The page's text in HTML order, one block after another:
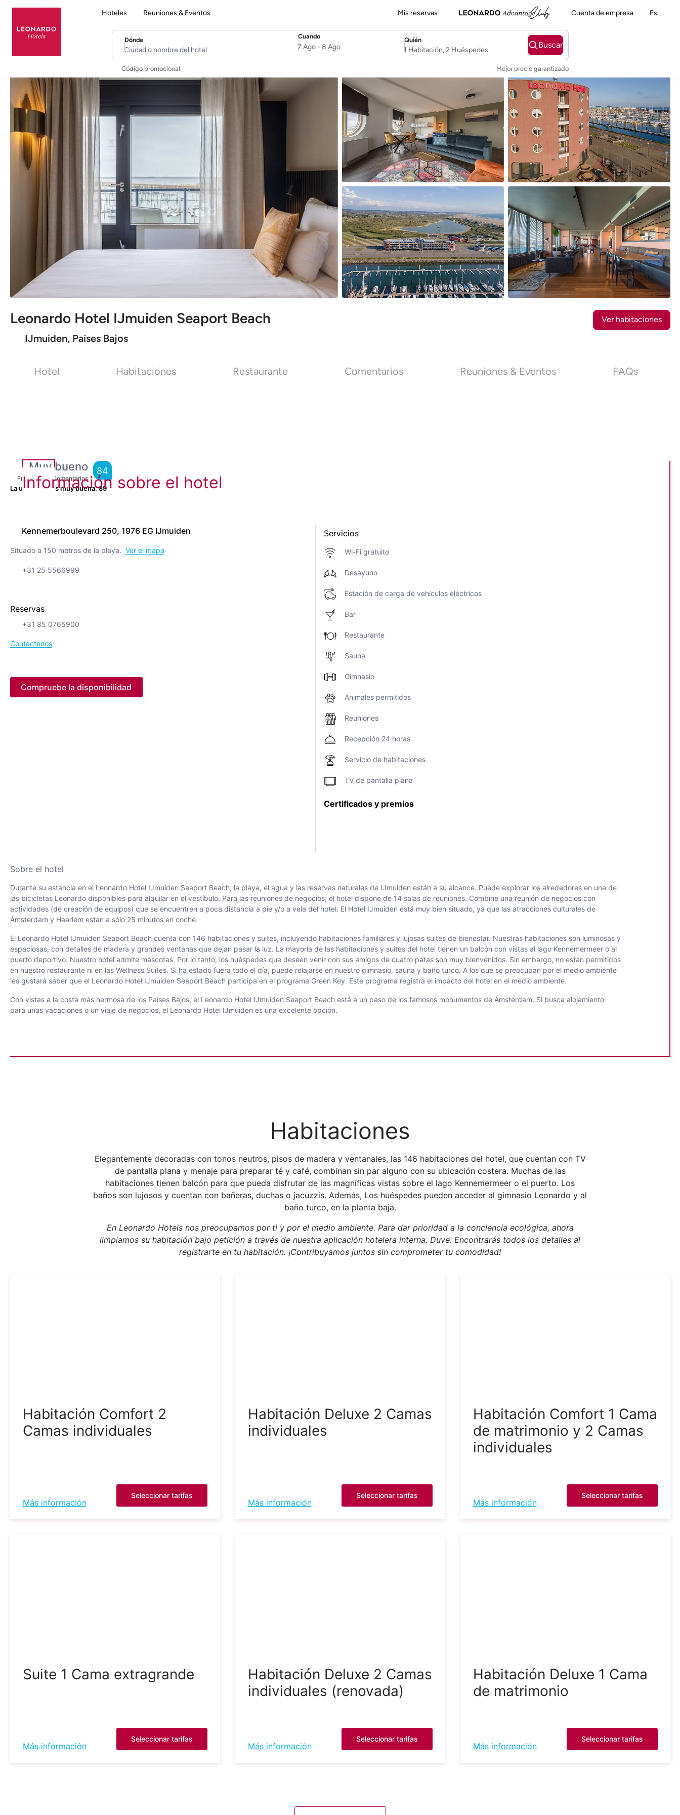
Hoteles Reuniones & Eventos Mis reservas Cuenta de empresa Es
Leonardo Hotel IJmuiden Seaport Beach
IJmuiden, Países Bajos
Ver habitaciones
Dónde
Ciudad o nombre del hotel
Cuando
SelectDate
7 Ago- 8 Ago
Quién
Username
1 Habitación, 2 Huéspedes
Buscar
Código promocional Mejor precio garantizado
Hotel Habitaciones Restaurante Comentarios Reuniones & Eventos FAQs
Muy bueno
From4,004 Comentarios
84
La ubicación es muy buena.89
Información sobre el hotel
Kennemerboulevard 250, 1976 EG IJmuiden
Situado a 150 metros de la playa. Ver el mapa
+31 25 5566999
Reservas
+31 85 0765900
Contáctenos
Compruebe la disponibilidad
Servicios
Wi-Fi gratuito
Desayuno
Estación de carga de vehículos eléctricos
Bar
Restaurante
Sauna
Gimnasio
Animales permitidos
Reuniones
Recepción 24 horas
Servicio de habitaciones
TV de pantalla plana
Certificados y premios
Sobre el hotel
Durante su estancia en el Leonardo Hotel IJmuiden Seaport Beach, la playa, el agua y las reservas naturales de IJmuiden están a su alcance. Puede explorar los alrededores en una de
las bicicletas Leonardo disponibles para alquilar en el vestíbulo. Para las reuniones de negocios, el hotel dispone de 14 salas de reuniones. Combine una reunión de negocios con
actividades (de creación de equipos) que se encuentren a poca distancia a pie y/o a vela del hotel. El Hotel IJmuiden está muy bien situado, ya que las atracciones culturales de
Ámsterdam y Haarlem están a sólo 25 minutos en coche.
El Leonardo Hotel IJmuiden Seaport Beach cuenta con 146 habitaciones y suites, incluyendo habitaciones familiares y lujosas suites de bienestar. Nuestras habitaciones son luminosas y
espaciosas, con detalles de madera y grandes ventanas que dejan pasar la luz. La mayoría de las habitaciones y suites del hotel tienen un balcón con vistas al lago Kennemermeer o al
puerto deportivo. Nuestro hotel admite mascotas. Por lo tanto, los huéspedes que deseen venir con sus amigos de cuatro patas son muy bienvenidos. Sin embargo, no están permitidos
en nuestro restaurante ni en las Wellness Suites. Si ha estado fuera todo el día, puede relajarse en nuestro gimnasio, sauna y baño turco. A los que se preocupan por el medio ambiente
les gustará saber que el Leonardo Hotel IJmuiden Seaport Beach participa en el programa Green Key. Este programa registra el impacto del hotel en el medio ambiente.
Con vistas a la costa más hermosa de los Países Bajos, el Leonardo Hotel IJmuiden Seaport Beach está a un paso de los famosos monumentos de Ámsterdam. Si busca alojamiento
para unas vacaciones o un viaje de negocios, el Leonardo Hotel IJmuiden es una excelente opción.
Habitaciones
Elegantemente decoradas con tonos neutros, pisos de madera y ventanales, las 146 habitaciones del hotel, que cuentan con TV
de pantalla plana y menaje para preparar té y café, combinan sin par alguno con su ubicación costera. Muchas de las
habitaciones tienen balcón para que pueda disfrutar de las magníficas vistas sobre el lago Kennemermeer o el puerto. Los
baños son lujosos y cuentan con bañeras, duchas o jacuzzis. Además, Los huéspedes pueden acceder al gimnasio Leonardo y al
baño turco, en la planta baja.
En Leonardo Hotels nos preocupamos por ti y por el medio ambiente. Para dar prioridad a la conciencia ecológica, ahora
limpiamos su habitación bajo petición a través de nuestra aplicación hotelera interna, Duve. Encontrarás todos los detalles al
registrarte en tu habitación. ¡Contribuyamos juntos sin comprometer tu comodidad!
Habitación Comfort 2
Camas individuales
Más información
Seleccionar tarifas
Habitación Deluxe 2 Camas
individuales
Más información
Seleccionar tarifas
Habitación Comfort 1 Cama
de matrimonio y 2 Camas
individuales
Más información
Seleccionar tarifas
Suite 1 Cama extragrande
Más información
Seleccionar tarifas
Habitación Deluxe 2 Camas
individuales (renovada)
Más información
Seleccionar tarifas
Habitación Deluxe 1 Cama
de matrimonio
Más información
Seleccionar tarifas